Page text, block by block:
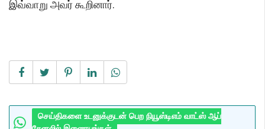
இவ்வாறு அவர் கூறினார்.
செய்திகளை உடனுக்குடன் பெற நியூஸ்டிஎம் வாட்ஸ் ஆப்